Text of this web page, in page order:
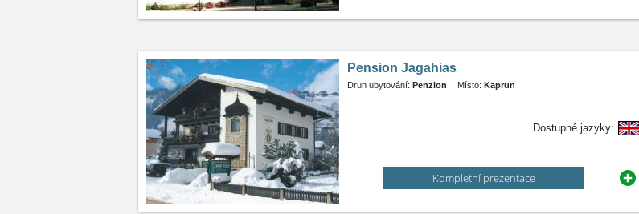
Pension Jagahias
Druh ubytování: Penzion Místo: Kaprun
Dostupné jazyky:
Kompletní prezentace